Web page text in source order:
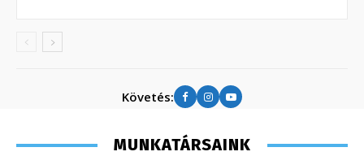
Követés:
MUNKATÁRSAINK